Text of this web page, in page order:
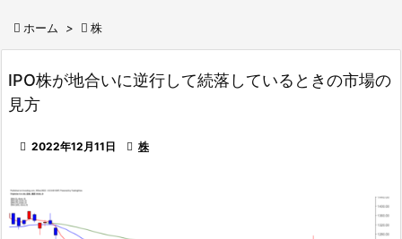
 ホーム >  株
IPO株が地合いに逆行して続落しているときの市場の
見方
 2022年12月11日  株